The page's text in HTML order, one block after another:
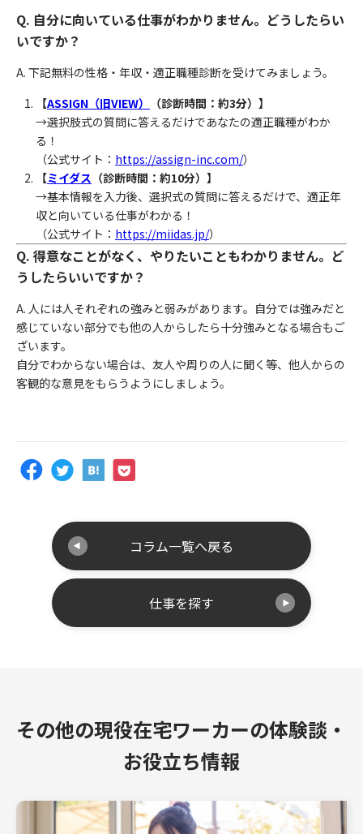
Q. 自分に向いている仕事がわかりません。どうしたらい
いですか？
A. 下記無料の性格・年収・適正職種診断を受けてみましょう。
【ASSIGN（旧VIEW）
（診断時間：約3分）】
→選択肢式の質問に答えるだけであなたの適正職種がわか
る！
（公式サイト： https://assign-inc.com/）
【ミイダス （診断時間：約10分）】
→基本情報を入力後、選択式の質問に答えるだけで、適正年
収と向いている仕事がわかる！
（公式サイト： https://miidas.jp/）
Q. 得意なことがなく、やりたいこともわかりません。ど
うしたらいいですか？
A. 人には人それぞれの強みと弱みがあります。自分では強みだと
感じていない部分でも他の人からしたら十分強みとなる場合もご
ざいます。
自分でわからない場合は、友人や周りの人に聞く等、他人からの
客観的な意見をもらうようにしましょう。
コラム一覧へ戻る
仕事を探す
その他の現役在宅ワーカーの体験談・
お役立ち情報